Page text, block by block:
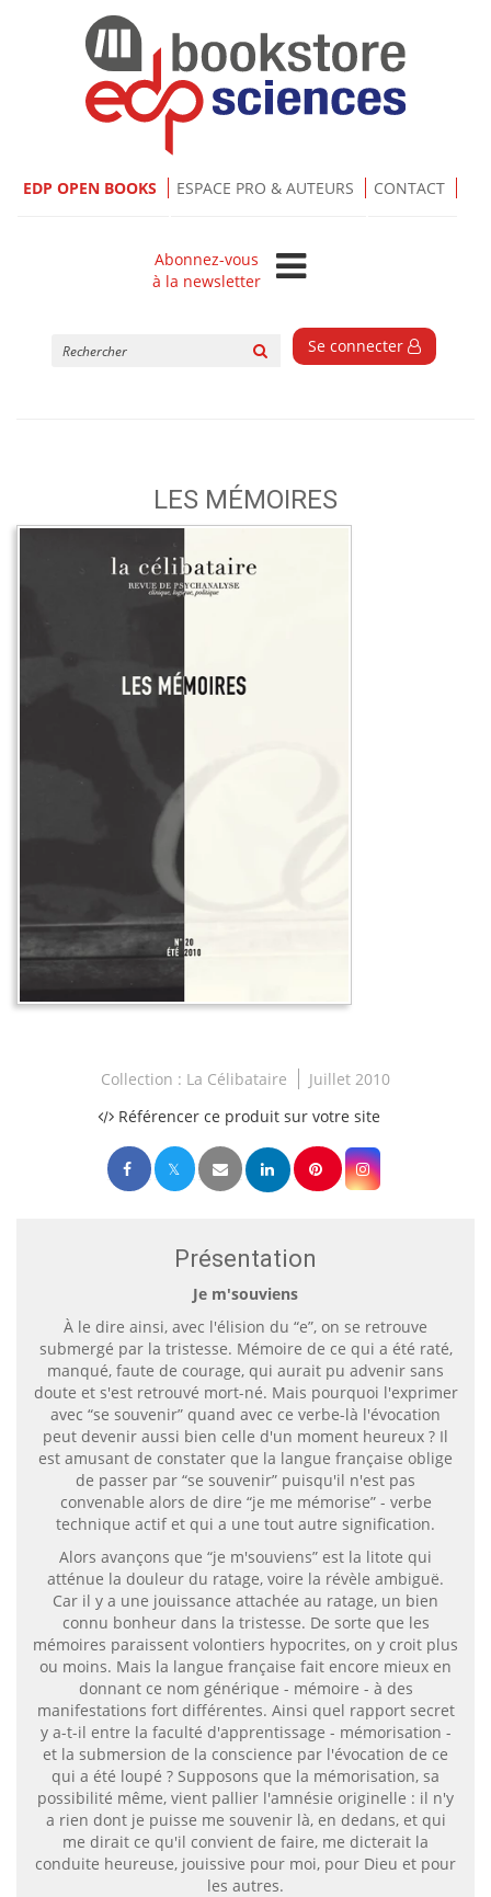
EDP OPEN BOOKS ESPACE PRO & AUTEURS CONTACT
Abonnez-vous
à la newsletter
Se connecter
LES MÉMOIRES
Collection : La Célibataire
Juillet 2010
Référencer ce produit sur votre site
Présentation
Je m'souviens
À le dire ainsi, avec l'élision du “e”, on se retrouve
submergé par la tristesse. Mémoire de ce qui a été raté,
manqué, faute de courage, qui aurait pu advenir sans
doute et s'est retrouvé mort-né. Mais pourquoi l'exprimer
avec “se souvenir” quand avec ce verbe-là l'évocation
peut devenir aussi bien celle d'un moment heureux ? Il
est amusant de constater que la langue française oblige
de passer par “se souvenir” puisqu'il n'est pas
convenable alors de dire “je me mémorise” - verbe
technique actif et qui a une tout autre signification.
Alors avançons que “je m'souviens” est la litote qui
atténue la douleur du ratage, voire la révèle ambiguë.
Car il y a une jouissance attachée au ratage, un bien
connu bonheur dans la tristesse. De sorte que les
mémoires paraissent volontiers hypocrites, on y croit plus
ou moins. Mais la langue française fait encore mieux en
donnant ce nom générique - mémoire - à des
manifestations fort différentes. Ainsi quel rapport secret
y a-t-il entre la faculté d'apprentissage - mémorisation -
et la submersion de la conscience par l'évocation de ce
qui a été loupé ? Supposons que la mémorisation, sa
possibilité même, vient pallier l'amnésie originelle : il n'y
a rien dont je puisse me souvenir là, en dedans, et qui
me dirait ce qu'il convient de faire, me dicterait la
conduite heureuse, jouissive pour moi, pour Dieu et pour
les autres.